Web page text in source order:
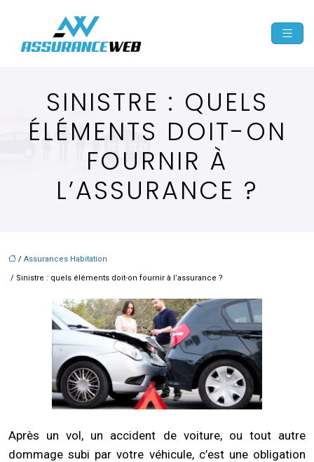
SINISTRE : QUELS
ÉLÉMENTS DOIT-ON
FOURNIR À
L’ASSURANCE ?
/ Assurances Habitation
/ Sinistre : quels éléments doit-on fournir à l’assurance ?
Après un vol, un accident de voiture, ou tout autre
dommage subi par votre véhicule, c’est une obligation